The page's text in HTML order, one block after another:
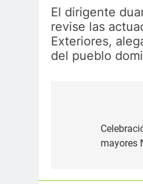
El dirigente
revise las
Exteriores,
del pueblo
entradas
mayores